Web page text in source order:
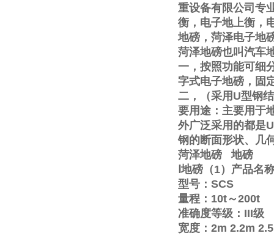
重设备有限公司专
衡，电子地上衡，
地磅，菏泽电子地
菏泽地磅也叫汽车
一，按照功能可细
字式电子地磅，固
二，（采用 U型钢
要用途：主要用于
外广泛采用的都是U
钢的断面形状、几
菏泽地磅
地磅
地磅（1）产品名
型号： SCS
量程： 10t～200t
准确度等级： III级
宽度： 2m 2.2m